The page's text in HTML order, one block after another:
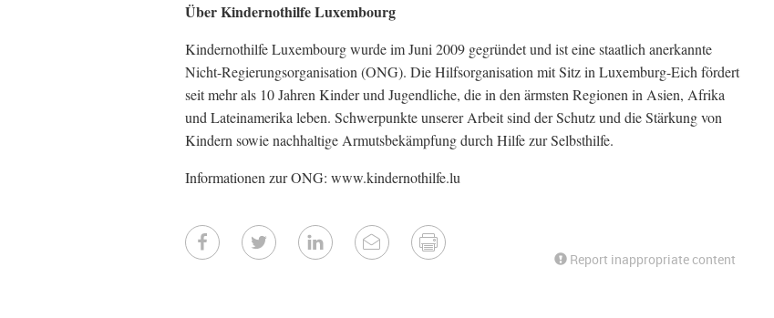
Über Kindernothilfe Luxembourg
Kindernothilfe Luxembourg wurde im Juni 2009 gegründet und ist eine staatlich anerkannte
Nicht-Regierungsorganisation (ONG). Die Hilfsorganisation mit Sitz in Luxemburg-Eich fördert
seit mehr als 10 Jahren Kinder und Jugendliche, die in den ärmsten Regionen in Asien, Afrika
und Lateinamerika leben. Schwerpunkte unserer Arbeit sind der Schutz und die Stärkung von
Kindern sowie nachhaltige Armutsbekämpfung durch Hilfe zur Selbsthilfe.
Informationen zur ONG: www.kindernothilfe.lu
Report inappropriate content